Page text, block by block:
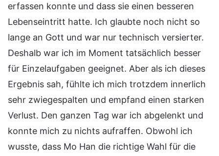
erfassen konnte und dass sie einen besseren
Lebenseintritt hatte. Ich glaubte noch nicht so
lange an Gott und war nur technisch versierter.
Deshalb war ich im Moment tatsächlich besser
für Einzelaufgaben geeignet. Aber als ich dieses
Ergebnis sah, fühlte ich mich trotzdem innerlich
sehr zwiegespalten und empfand einen starken
Verlust. Den ganzen Tag war ich abgelenkt und
konnte mich zu nichts aufraffen. Obwohl ich
wusste, dass Mo Han die richtige Wahl für die